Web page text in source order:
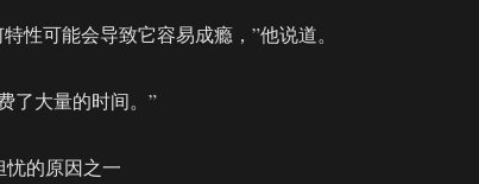
性可能会导致它容易成瘾，”他说道。
了大量的时间。”
忧的原因之一